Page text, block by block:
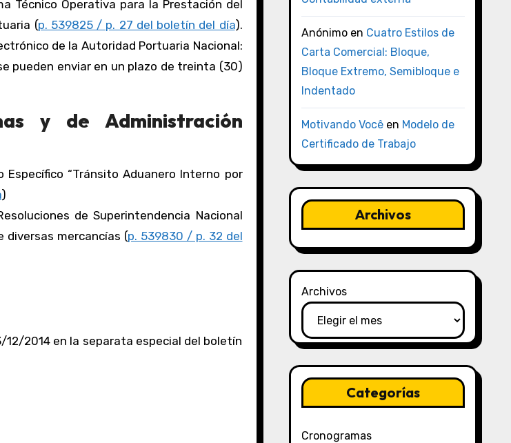
Técnico Operativa para la Prestación del
(p. 539825 / p. 27 del boletín del día).
de la Autoridad Portuaria Nacional:
pueden enviar en un plazo de treinta (30)
y de Administración
Específico “Tránsito Aduanero Interno por
)
de Superintendencia Nacional
diversas mercancías (p. 539830 / p. 32 del
2014 en la separata especial del boletín
Anónimoen Cuatro Estilos de
Carta Comercial: Bloque,
Bloque Extremo, Semibloque e
Indentado
Motivando Vocêen Modelo de
Certificado de Trabajo
Archivos
Archivos
Categorías
Cronogramas